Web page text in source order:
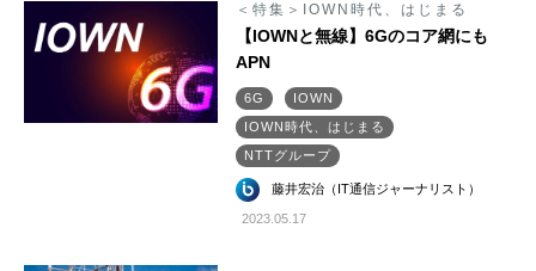
＜特集＞IOWN時代、はじまる
【IOWNと無線】6Gのコア網にも
APN
6G
IOWN
IOWN時代、はじまる
NTTグループ
藤井宏治（IT通信ジャーナリスト）
2023.05.17